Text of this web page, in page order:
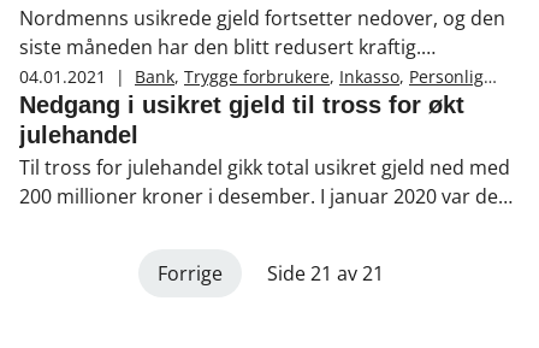
flere. – Barometeret tyder nå på at de fleste
husholdningene er trygge på egen økonomi og har
både midler og et ønske om økt forbruk når store
deler av befolkningen er vaksinert. Det vil bidra til å
løfte aktiviteten i norsk økonomi, sier Idar Kreutzer,
administrerende direktør i Finans Norge.
Nordmenns usikrede gjeld fortsetter nedover, og den
siste måneden har den blitt redusert kraftig.
Februartallene fra Norsk Gjeldsinformasjon viser en
markant nedgang i rammekreditter i løpet av siste
måned.
04.01.2021 | Bank, Trygge forbrukere, Inkasso, Personlig
økonomi,Statistikk og analyse
Nedgang i usikret gjeld til tross for økt
julehandel
Til tross for julehandel gikk total usikret gjeld ned med
200 millioner kroner i desember. I januar 2020 var den
16 mrd. kroner i løpet av det siste året. Dette viser tall
Forrige Side 21 av 21